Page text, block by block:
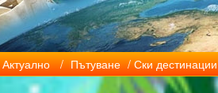
Актуално / Пътуване / Ски дестинации